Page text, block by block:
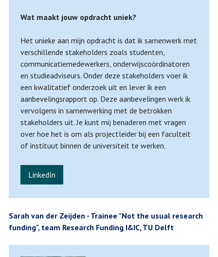
Wat maakt jouw opdracht uniek?
Het unieke aan mijn opdracht is dat ik samenwerk met
verschillende stakeholders zoals studenten,
communicatiemedewerkers, onderwijscoördinatoren
en studieadviseurs. Onder deze stakeholders voer ik
een kwalitatief onderzoek uit en lever ik een
aanbevelingsrapport op. Deze aanbevelingen werk ik
vervolgens in samenwerking met de betrokken
stakeholders uit. Je kunt mij benaderen met vragen
over hoe het is om als projectleider bij een faculteit
of instituut binnen de universiteit te werken.
LinkedIn
Sarah van der Zeijden - Trainee "Not the usual research
funding", team Research Funding I&IC, TU Delft